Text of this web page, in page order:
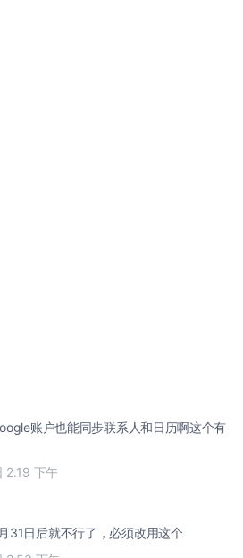
账户也能同步联系人和日历啊这个有
2:19 下午
31日后就不行了，必须改用这个